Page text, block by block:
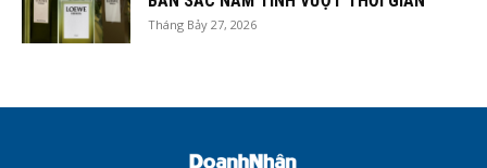
Tháng Bảy 27, 2026